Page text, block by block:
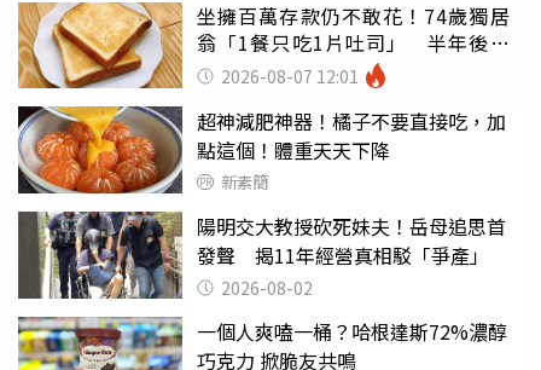
坐擁百萬存款仍不敢花！74歲獨居
翁「1餐只吃1片吐司」 半年後暴
瘦嚇壞女兒
2026-08-07 12:01
超神減肥神器！橘子不要直接吃，加
點這個！體重天天下降
新素簡
陽明交大教授砍死妹夫！岳母追思首
發聲 揭11年經營真相駁「爭產」
2026-08-02
一個人爽嗑一桶？哈根達斯72%濃醇
巧克力 掀脆友共鳴